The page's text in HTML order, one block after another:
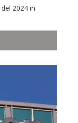
2024 in